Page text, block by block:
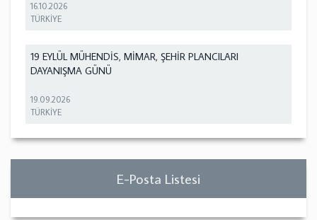
16.10.2026
TÜRKİYE
19 EYLÜL MÜHENDİS, MİMAR, ŞEHİR PLANCILARI
DAYANIŞMA GÜNÜ
19.09.2026
TÜRKİYE
E-Posta Listesi